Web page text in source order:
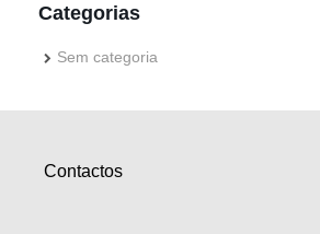
Categorias
Sem categoria
Contactos